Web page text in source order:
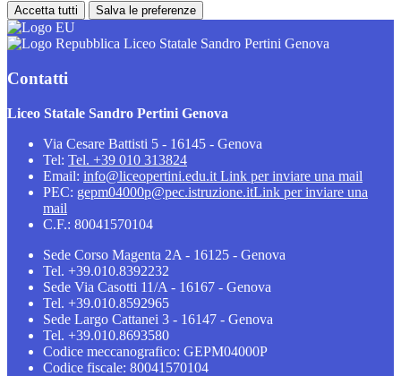
Accetta tutti Salva le preferenze
Liceo Statale Sandro Pertini Genova
Contatti
Liceo Statale Sandro Pertini Genova
Via Cesare Battisti 5 - 16145 - Genova
Tel: Tel. +39 010 313824
Email: info@liceopertini.edu.it Link per inviare una mail
PEC: gepm04000p@pec.istruzione.itLink per inviare una
mail
C.F.: 80041570104
Sede Corso Magenta 2A - 16125 - Genova
Tel. +39.010.8392232
Sede Via Casotti 11/A - 16167 - Genova
Tel. +39.010.8592965
Sede Largo Cattanei 3 - 16147 - Genova
Tel. +39.010.8693580
Codice meccanografico: GEPM04000P
Codice fiscale: 80041570104